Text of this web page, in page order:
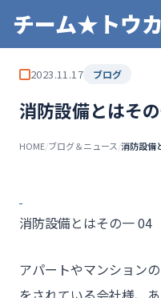
チーム★トウ
2023.11.17 ブログ
消防設備とはそ
HOME/ブログ＆ニュース/消防設備
消防設備とはその一 04
アパートやマンション